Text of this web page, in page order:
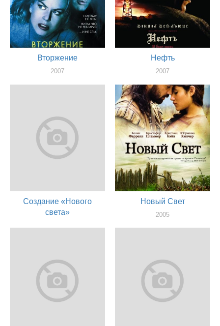
Вторжение
2007
Нефть
2007
Создание «Нового
света»
Новый Свет
2005